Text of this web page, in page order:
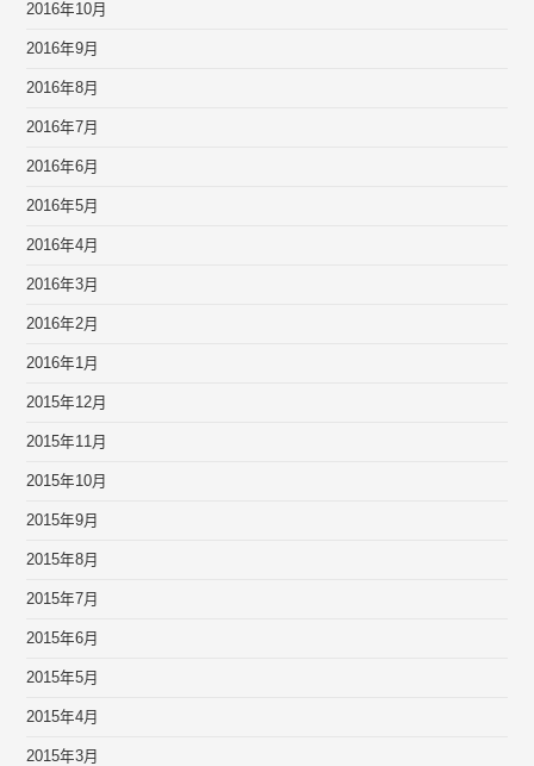
2016年10月
2016年9月
2016年8月
2016年7月
2016年6月
2016年5月
2016年4月
2016年3月
2016年2月
2016年1月
2015年12月
2015年11月
2015年10月
2015年9月
2015年8月
2015年7月
2015年6月
2015年5月
2015年4月
2015年3月